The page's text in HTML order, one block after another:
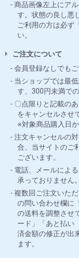
商品画像左上にア
す。状態の良し悪
ご利用の方は必ず
い。
ご注文について
会員登録なしでも
当ショップでは最
す、300円未満で
〇点限りと記載の
をキャンセルさせ
※対象商品購入日
注文キャンセルの
合、当サイトのご
ございます。
電話、メールによ
承っておりません。
複数回ご注文いた
の問い合わせ欄に
の送料を調整させ
ード」「あと払い
済金額の修正が出
ます。